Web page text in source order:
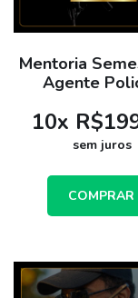
Mentoria
Agente
10x
sem juros
COMPRAR